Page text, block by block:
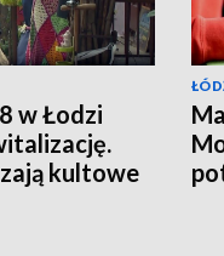
w Łodzi
kultowe